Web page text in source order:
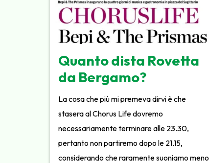
Quanto dista Rovetta
da Bergamo?
La cosa che più mi premeva dirvi è che
stasera al Chorus Life dovremo
necessariamente terminare alle 23.30,
pertanto non partiremo dopo le 21.15,
considerando che raramente suoniamo meno